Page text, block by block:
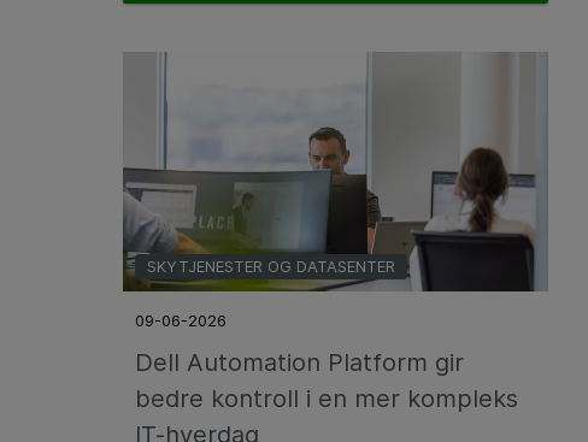
SKYTJENESTER OG DATASENTER
09-06-2026
Dell Automation Platform gir
bedre kontroll i en mer kompleks
IT-hverdag